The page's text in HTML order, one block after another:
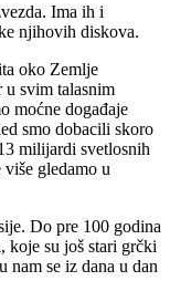
Ima ih i
njihovih diskova.
oko Zemlje
u svim talasnim
moćne događaje
smo dobacili skoro
milijardi svetlosnih
gledamo u
Do pre 100 godina
koje su još stari grčki
se iz dana u dan